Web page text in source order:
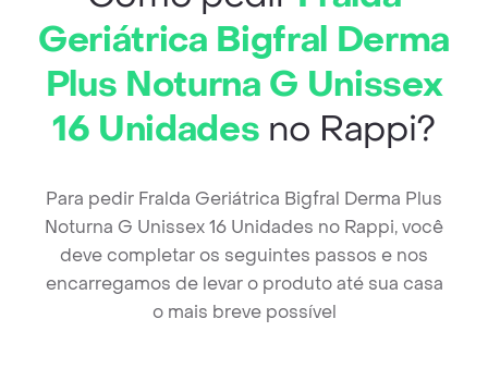
Geriátrica Bigfral Derma
Plus Noturna G Unissex
16 Unidades no Rappi?
Para pedir Fralda Geriátrica Bigfral Derma Plus
Noturna G Unissex 16 Unidades no Rappi, você
deve completar os seguintes passos e nos
encarregamos de levar o produto até sua casa
o mais breve possível